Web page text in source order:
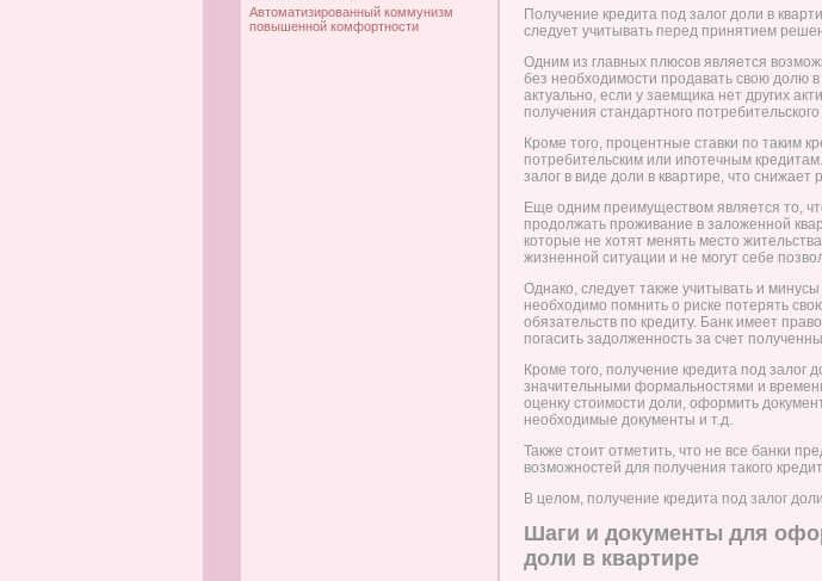
Автоматизированный коммунизм
повышенной комфортности
Получение кредита под залог доли в
следует учитывать перед принятием
Одним из главных плюсов является
без необходимости продавать свою долю
актуально, если у заемщика нет других
получения стандартного
Кроме того, процентные ставки по таким
потребительским или ипотечным
залог в виде доли в квартире, что снижает
Еще одним преимуществом является то,
продолжать проживание в заложенной
которые не хотят менять место
жизненной ситуации и не могут себе
Однако, следует также учитывать и
необходимо помнить о риске потерять
обязательств по кредиту. Банк имеет
погасить задолженность за счет
Кроме того, получение кредита под залог
значительными формальностями и
оценку стоимости доли, оформить
необходимые документы и т.д.
Также стоит отметить, что не все банки
возможностей для получения такого
В целом, получение кредита под залог
Шаги и документы для
доли в квартире